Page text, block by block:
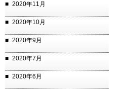
2020年11月
2020年10月
2020年9月
2020年7月
2020年6月